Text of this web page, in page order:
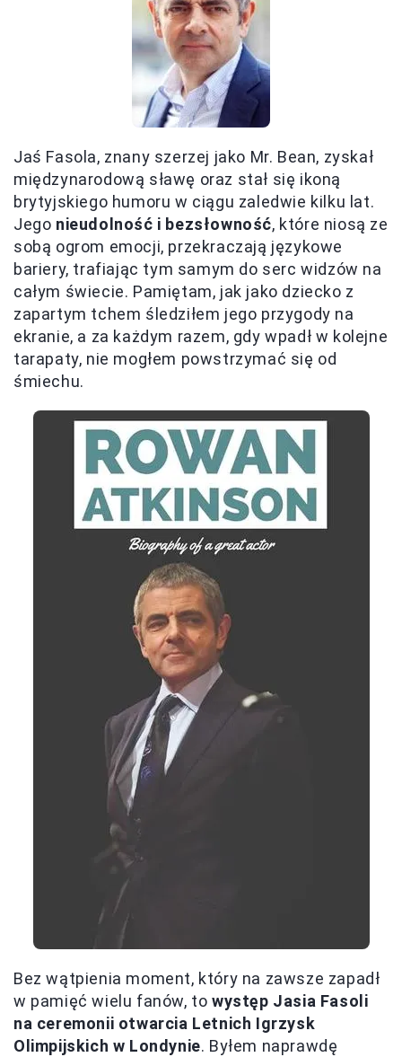
Jaś Fasola, znany szerzej jako Mr. Bean, zyskał
międzynarodową sławę oraz stał się ikoną
brytyjskiego humoru w ciągu zaledwie kilku lat.
Jego nieudolność i bezsłowność, które niosą ze
sobą ogrom emocji, przekraczają językowe
bariery, trafiając tym samym do serc widzów na
całym świecie. Pamiętam, jak jako dziecko z
zapartym tchem śledziłem jego przygody na
ekranie, a za każdym razem, gdy wpadł w kolejne
tarapaty, nie mogłem powstrzymać się od
śmiechu.
Bez wątpienia moment, który na zawsze zapadł
w pamięć wielu fanów, towystęp Jasia Fasoli
na ceremonii otwarcia Letnich Igrzysk
Olimpijskich w Londynie. Byłem naprawdę